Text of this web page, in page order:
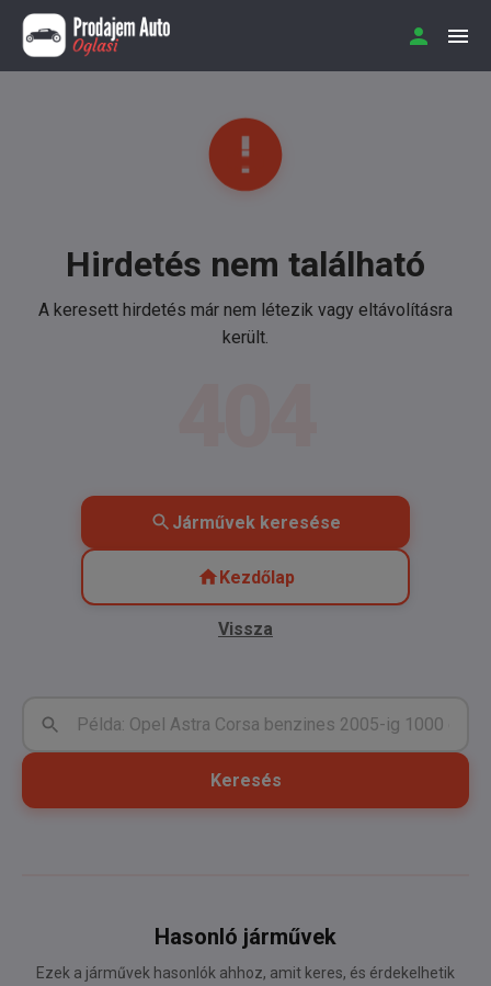
Hirdetés nem található
A keresett hirdetés már nem létezik vagy eltávolításra
került.
Járművek keresése
Kezdőlap
Vissza
Keresés
Hasonló járművek
Ezek a járművek hasonlók ahhoz, amit keres, és érdekelhetik